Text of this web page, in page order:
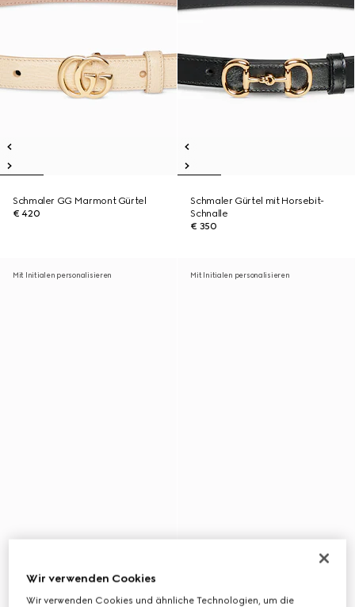
Schmaler GG Marmont Gürtel
€ 420
Schmaler Gürtel mit Horsebit-
Schnalle
€ 350
Mit Initialen personalisieren Mit Initialen personalisieren
Wir verwenden Cookies
Wir verwenden Cookies und ähnliche Technologien, um die